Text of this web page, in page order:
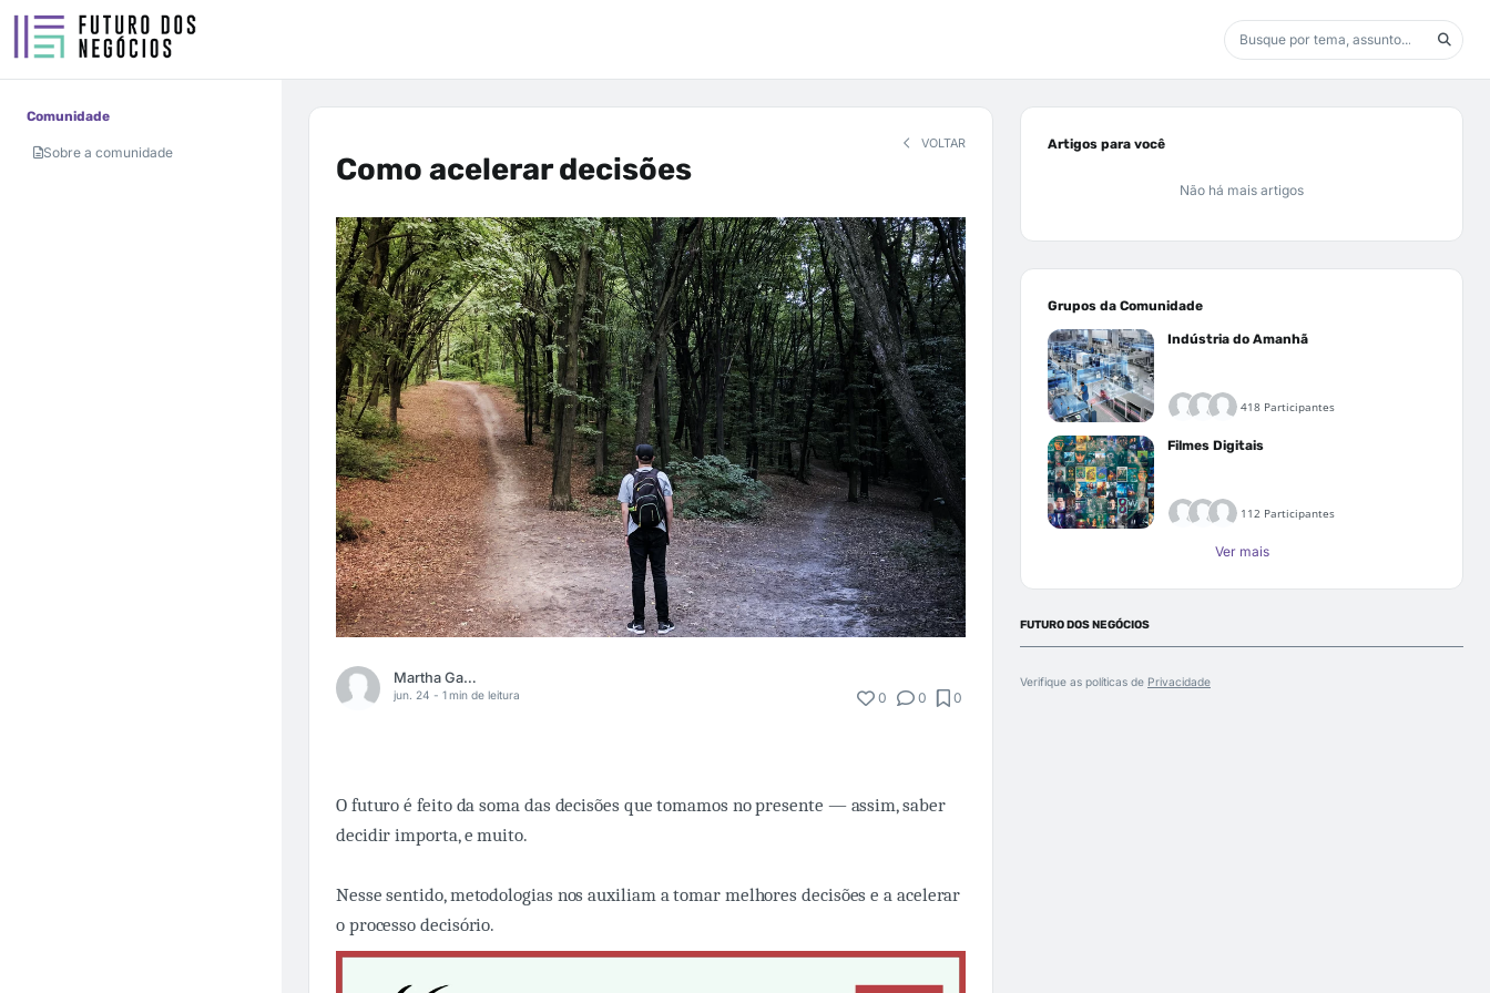
Comunidade
Sobre a comunidade
VOLTAR
Como acelerar decisões
Martha Gabriel
jun. 24 - 1 min de leitura 0 0 0
O futuro é feito da soma das decisões que tomamos no presente — assim, saber
decidir importa, e muito.
Nesse sentido, metodologias nos auxiliam a tomar melhores decisões e a acelerar
o processo decisório.
Artigos para você
Não há mais artigos
Grupos da Comunidade
Indústria do Amanhã
418 Participantes
Filmes Digitais
112 Participantes
Ver mais
FUTURO DOS NEGÓCIOS
Verifique as políticas de Privacidade